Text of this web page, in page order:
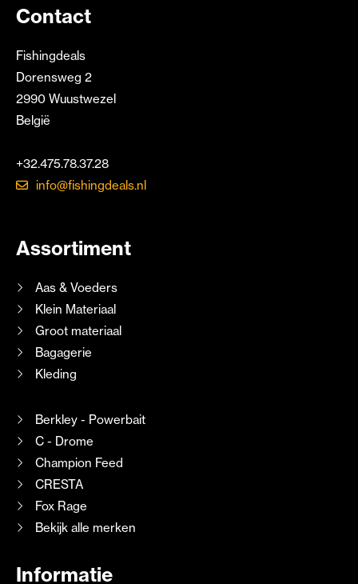
Contact
Fishingdeals
Dorensweg 2
2990 Wuustwezel
België
+32.475.78.37.28
info@fishingdeals.nl
Assortiment
Aas & Voeders
Klein Materiaal
Groot materiaal
Bagagerie
Kleding
Berkley - Powerbait
C - Drome
Champion Feed
CRESTA
Fox Rage
Bekijk alle merken
Informatie